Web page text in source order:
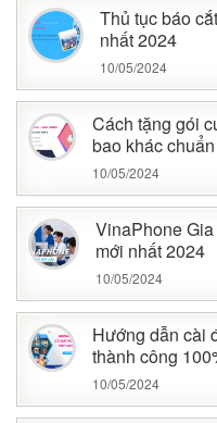
Thủ tục báo
nhất 2024
10/05/2024
Cách tặng gói
bao khác
10/05/2024
VinaPhone
mới nhất 2024
10/05/2024
Hướng dẫn cài
thành công
10/05/2024